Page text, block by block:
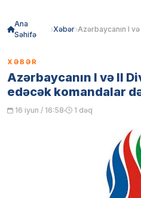
Ana
Səhifə
Xəbər
XƏBƏR
Azərbaycanın I və II
edəcək komandalar
16 iyun / 16:58 1 dəq